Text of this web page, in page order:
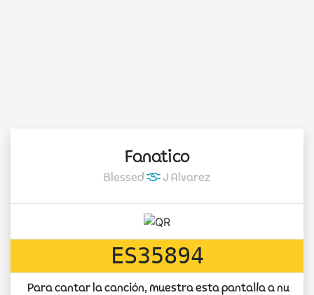
Fanatico
Blessed J Alvarez
ES35894
Para cantar la canción, muestra esta pantalla a